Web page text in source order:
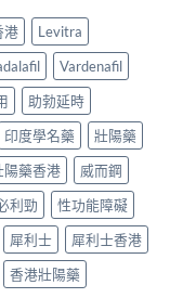
港
Levitra
Vardenafil
助勃延時
印度學名藥
壯陽藥
陽藥香港
威而鋼
利勁
性功能障礙
犀利士
犀利士香港
香港壯陽藥